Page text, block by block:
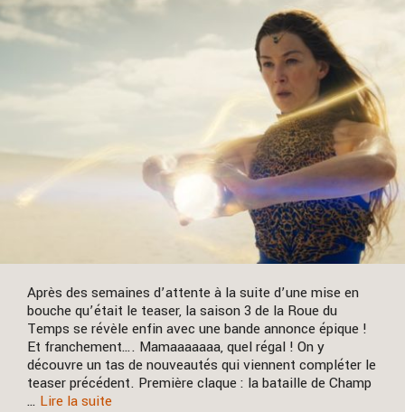
Après des semaines d’attente à la suite d’une mise en
bouche qu’était le teaser, la saison 3 de la Roue du
Temps se révèle enfin avec une bande annonce épique !
Et franchement…. Mamaaaaaaa, quel régal ! On y
découvre un tas de nouveautés qui viennent compléter le
teaser précédent. Première claque : la bataille de Champ
… Lire la suite